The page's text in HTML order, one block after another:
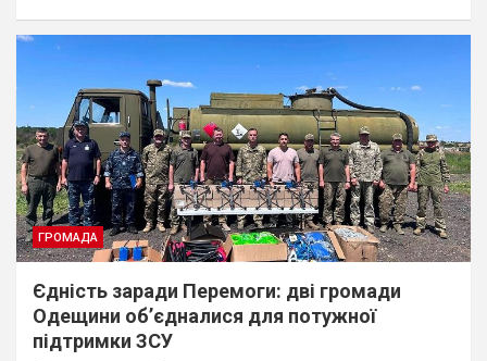
ГРОМАДА
Єдність заради Перемоги: дві громади
Одещини об’єдналися для потужної
підтримки ЗСУ